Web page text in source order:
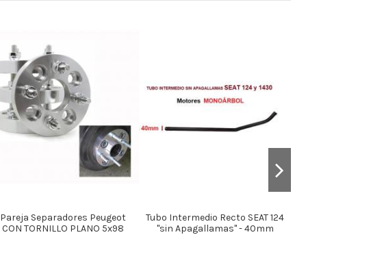
Pareja Separadores Peugeot
CON TORNILLO PLANO 5x98
Tubo Intermedio Recto SEAT 124
"sin Apagallamas" - 40mm